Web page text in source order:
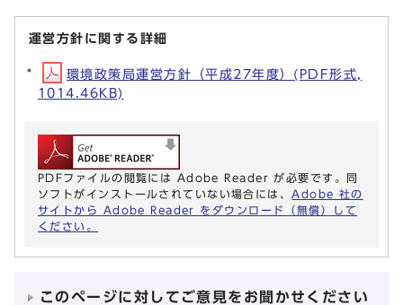
運営方針に関する詳細
環境政策局運営方針（平成27年度）(PDF形式,
1014.46KB)
PDFファイルの閲覧には Adobe Reader が必要です。同
ソフトがインストールされていない場合には、 Adobe 社の
サイトから Adobe Reader をダウンロード（無償）して
ください。
このページに対してご意見をお聞かせください